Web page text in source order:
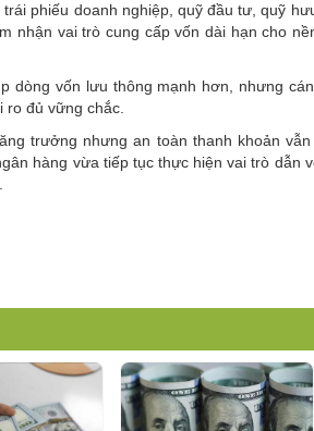
phiếu doanh nghiệp, quỹ đầu tư, quỹ
nhận vai trò cung cấp vốn dài hạn cho
dòng vốn lưu thông mạnh hơn, nhưng
ro đủ vững chắc.
trưởng nhưng an toàn thanh khoản
hàng vừa tiếp tục thực hiện vai trò dẫn